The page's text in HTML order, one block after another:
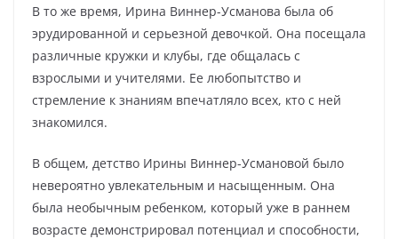
В то же время, Ирина Виннер-Усманова была об
эрудированной и серьезной девочкой. Она посещала
различные кружки и клубы, где общалась с
взрослыми и учителями. Ее любопытство и
стремление к знаниям впечатляло всех, кто с ней
знакомился.
В общем, детство Ирины Виннер-Усмановой было
невероятно увлекательным и насыщенным. Она
была необычным ребенком, который уже в раннем
возрасте демонстрировал потенциал и способности,